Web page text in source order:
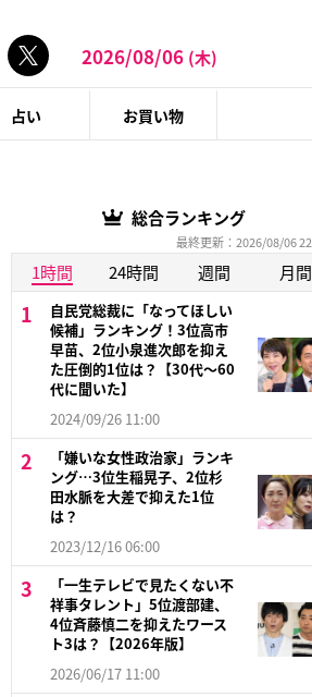
2026/08/06 (木)
占い お買い物
総合ランキング
最終更新：2026/08/06
1時間 24時間 週間 月間
自民党総裁に「なってほしい
候補」ランキング！3位高市
早苗、2位小泉進次郎を抑え
た圧倒的1位は？【30代〜60
代に聞いた】
2024/09/26 11:00
「嫌いな女性政治家」ランキ
ング…3位生稲晃子、2位杉
田水脈を大差で抑えた1位
は？
2023/12/16 06:00
「一生テレビで見たくない不
祥事タレント」5位渡部建、
4位斉藤慎二を抑えたワース
ト3は？【2026年版】
2026/06/17 11:00